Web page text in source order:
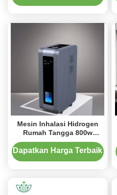
Mesin Inhalasi Hidrogen
Rumah Tangga 800w
Antioksidan 3000ml/M
Dapatkan Harga Terbaik